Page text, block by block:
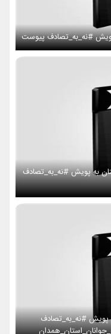
پویش #نه_به_تصادف پیوست
به پویش #نه_به_تصادف
#نه_به_تصادف